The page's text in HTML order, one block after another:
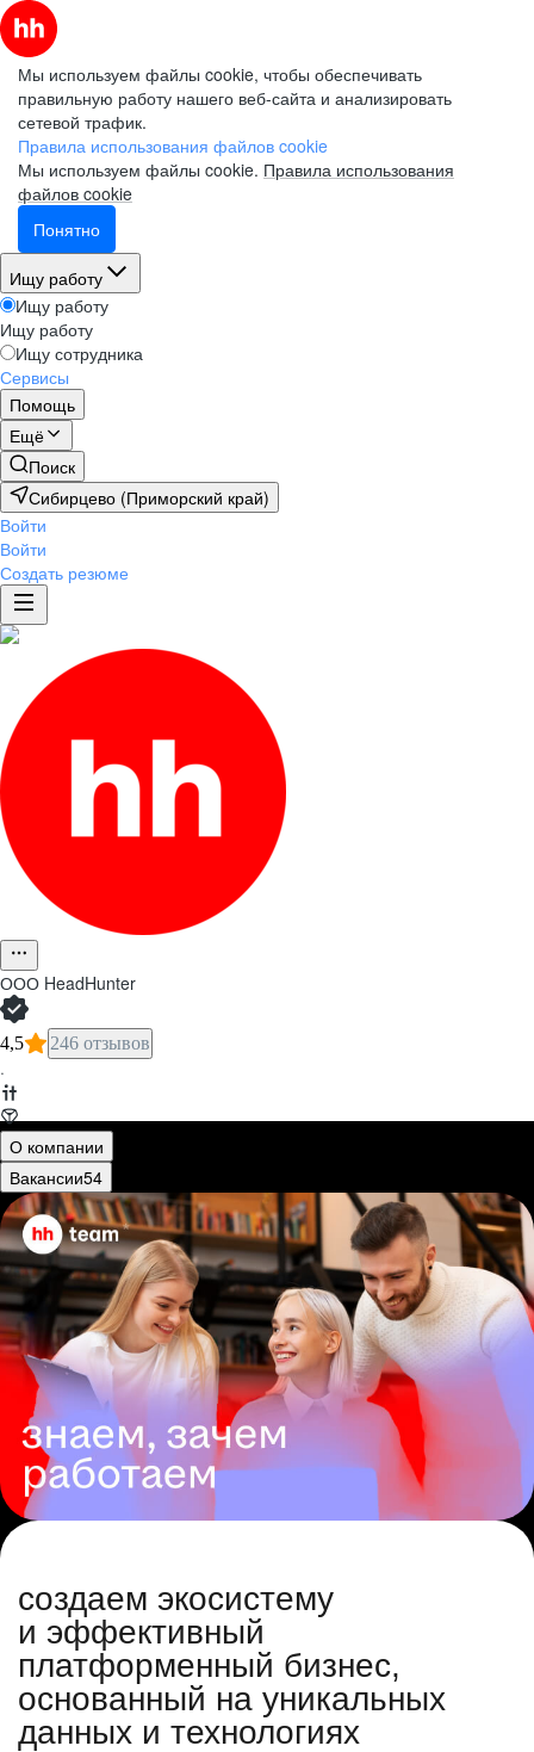
Мы используем файлы cookie, чтобы обеспечивать
правильную работу нашего веб-сайта и анализировать
сетевой трафик.
Правила использования файлов cookie
Мы используем файлы cookie. Правила использования
файлов cookie
Понятно
Ищу работу
Ищу работу
Ищу работу
Ищу сотрудника
Сервисы
Помощь
Ещё
Поиск
Сибирцево (Приморский край)
Войти
Войти
Создать резюме
ООО HeadHunter
4,5 246 отзывов
·
О компании
Вакансии54
создаем экосистему
и эффективный
платформенный бизнес,
основанный на уникальных
данных и технологиях